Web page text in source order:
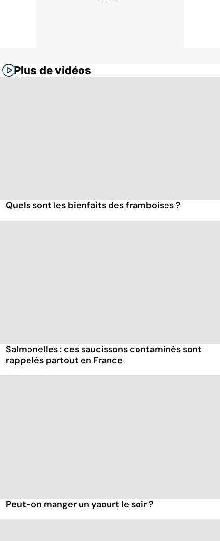
Plus de vidéos
Quels sont les bienfaits des framboises ?
Salmonelles : ces saucissons contaminés sont
rappelés partout en France
Peut-on manger un yaourt le soir ?